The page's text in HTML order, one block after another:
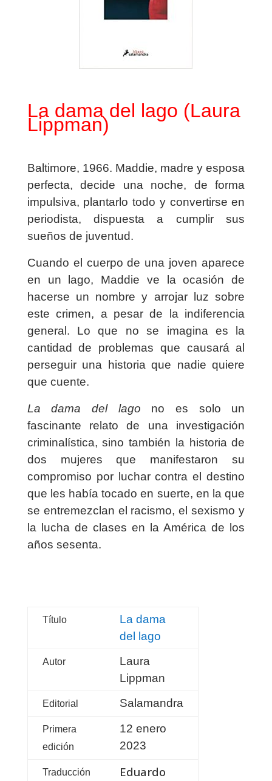
La dama del lago (Laura
Lippman)
Baltimore, 1966. Maddie, madre y esposa
perfecta, decide una noche, de forma
impulsiva, plantarlo todo y convertirse en
periodista, dispuesta a cumplir sus
sueños de juventud.
Cuando el cuerpo de una joven aparece
en un lago, Maddie ve la ocasión de
hacerse un nombre y arrojar luz sobre
este crimen, a pesar de la indiferencia
general. Lo que no se imagina es la
cantidad de problemas que causará al
perseguir una historia que nadie quiere
que cuente.
La dama del lago no es solo un
fascinante relato de una investigación
criminalística, sino también la historia de
dos mujeres que manifestaron su
compromiso por luchar contra el destino
que les había tocado en suerte, en la que
se entremezclan el racismo, el sexismo y
la lucha de clases en la América de los
años sesenta.
Título
La dama
del lago
Autor
Laura
Lippman
Editorial Salamandra
Primera
edición
12 enero
2023
Traducción
Eduardo